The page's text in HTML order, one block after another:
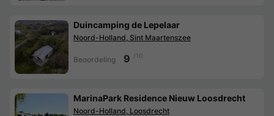
Duincamping de Lepelaar
Noord-Holland, Sint Maartenszee
Beoordeling 9 /10
MarinaPark Residence Nieuw Loosdrecht
Noord-Holland, Loosdrecht